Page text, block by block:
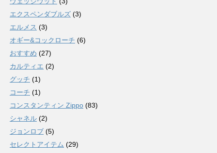
エクスペンダブルズ (3)
エルメス (3)
オギー&コックローチ (6)
おすすめ (27)
カルティエ (2)
グッチ (1)
コーチ (1)
コンスタンティン Zippo (83)
シャネル (2)
ジョンロブ (5)
セレクトアイテム (29)